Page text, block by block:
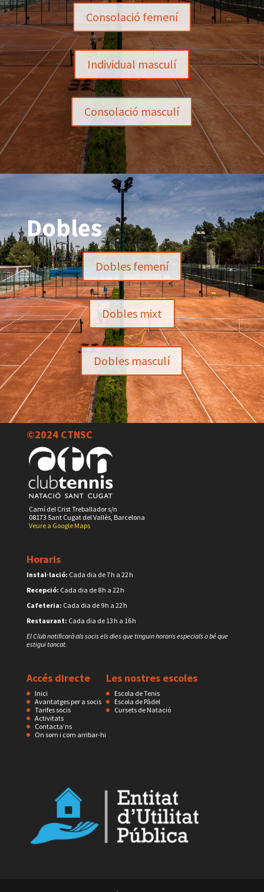
Consolació femení
Individual masculí
Consolació masculí
Dobles
Dobles femení
Dobles mixt
Dobles masculí
©2024 CTNSC
Camí del Crist Treballador s/n
08173 Sant Cugat del Vallès, Barcelona
Veure a Google Maps
Horaris
Instal·lació: Cada dia de 7 h a 22 h
Recepció: Cada dia de 8 h a 22 h
Cafeteria: Cada dia de 9 h a 22 h
Restaurant: Cada dia de 13 h a 16 h
El Club notificarà als socis els dies que tinguin horaris especials o bé que
estigui tancat.
Accés directe
Inici
Avantatges per a socis
Tarifes socis
Activitats
Contacta’ns
On som i com arribar-hi
Les nostres escoles
Escola de Tenis
Escola de Pàdel
Cursets de Natació